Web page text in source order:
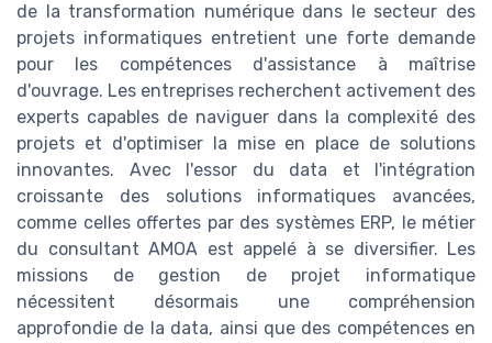
de la transformation numérique dans le secteur des
projets informatiques entretient une forte demande
pour les compétences d'assistance à maîtrise
d'ouvrage. Les entreprises recherchent activement des
experts capables de naviguer dans la complexité des
projets et d'optimiser la mise en place de solutions
innovantes. Avec l'essor du data et l'intégration
croissante des solutions informatiques avancées,
comme celles offertes par des systèmes ERP, le métier
du consultant AMOA est appelé à se diversifier. Les
missions de gestion de projet informatique
nécessitent désormais une compréhension
approfondie de la data, ainsi que des compétences en